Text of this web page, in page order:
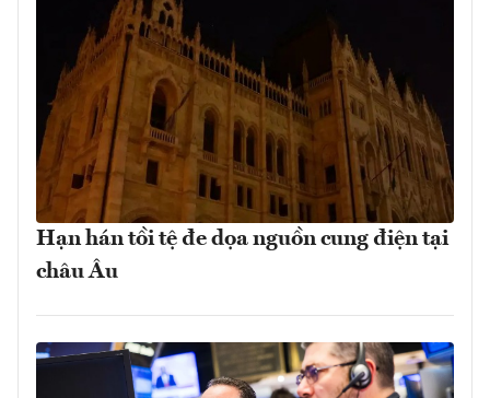
Hạn hán tồi tệ đe dọa nguồn cung điện tại
châu Âu